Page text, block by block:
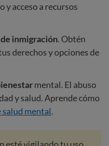
y acceso a recursos
inmigración. Obtén
derechos y opciones de
mental. El abuso
y salud. Aprende cómo
mental.